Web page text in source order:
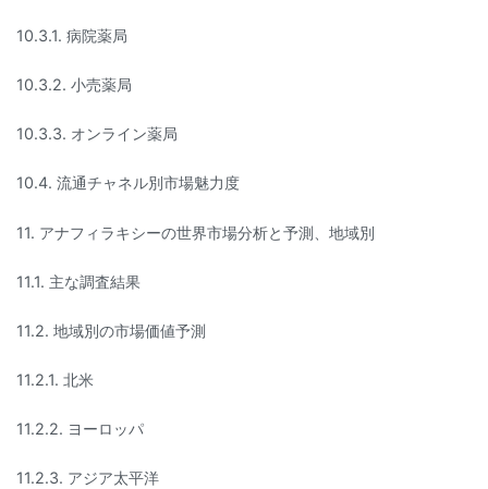
10.3.1. 病院薬局
10.3.2. 小売薬局
10.3.3. オンライン薬局
10.4. 流通チャネル別市場魅力度
11. アナフィラキシーの世界市場分析と予測、地域別
11.1. 主な調査結果
11.2. 地域別の市場価値予測
11.2.1. 北米
11.2.2. ヨーロッパ
11.2.3. アジア太平洋